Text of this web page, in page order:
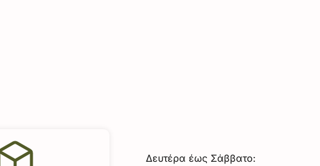
Δευτέρα έως Σάββατο: